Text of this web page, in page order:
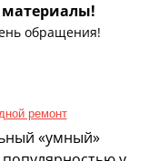
обращения!
ремонт
«умный»